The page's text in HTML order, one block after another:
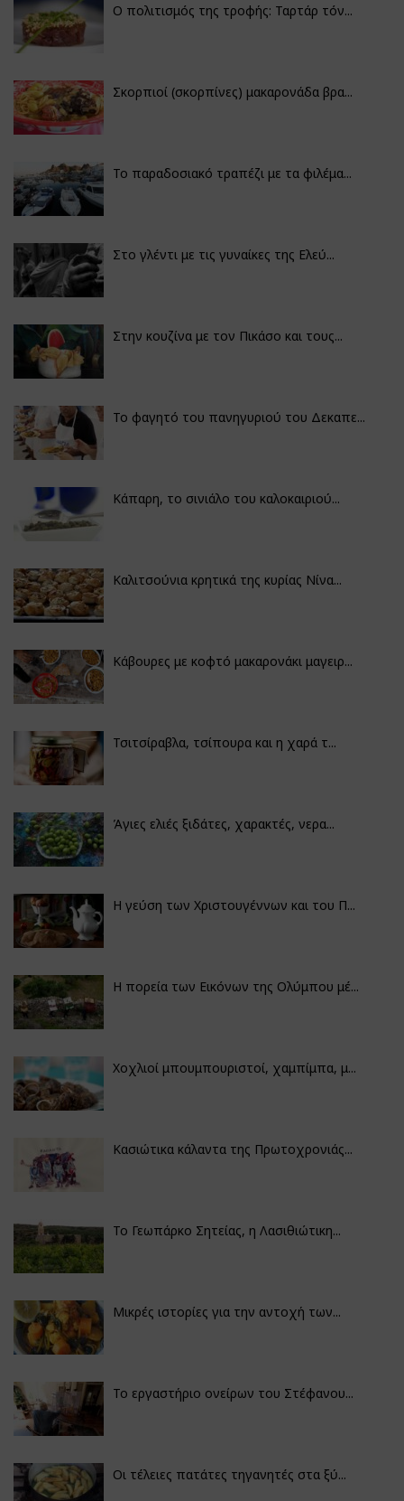
Ο πολιτισμός της τροφής: Ταρτάρ τόν...
Σκορπιοί (σκορπίνες) μακαρονάδα βρα...
Το παραδοσιακό τραπέζι με τα φιλέμα...
Στο γλέντι με τις γυναίκες της Ελεύ...
Στην κουζίνα με τον Πικάσο και τους...
Το φαγητό του πανηγυριού του Δεκαπε...
Κάπαρη, το σινιάλο του καλοκαιριού...
Καλιτσούνια κρητικά της κυρίας Νίνα...
Κάβουρες με κοφτό μακαρονάκι μαγειρ...
Τσιτσίραβλα, τσίπουρα και η χαρά τ...
Άγιες ελιές ξιδάτες, χαρακτές, νερα...
Η γεύση των Χριστουγέννων και του Π...
Η πορεία των Εικόνων της Ολύμπου μέ...
Χοχλιοί μπουμπουριστοί, χαμπίμπα, μ...
Κασιώτικα κάλαντα της Πρωτοχρονιάς...
Το Γεωπάρκο Σητείας, η Λασιθιώτικη...
Μικρές ιστορίες για την αντοχή των...
Το εργαστήριο ονείρων του Στέφανου...
Οι τέλειες πατάτες τηγανητές στα ξύ...